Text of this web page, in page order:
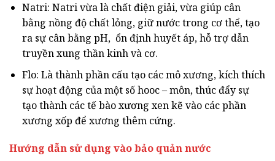
Natri: Natri vừa là chất điện giải, vừa giúp cân
bằng nồng độ chất lỏng, giữ nước trong cơ thể, tạo
ra sự cân bằng pH, ổn định huyết áp, hỗ trợ dẫn
truyền xung thần kinh và cơ.
Flo: Là thành phần cấu tạo các mô xương, kích thích
sự hoạt động của một số hooc – môn, thúc đẩy sự
tạo thành các tế bào xương xen kẽ vào các phần
xương xốp để xương thêm cứng.
Hướng dẫn sử dụng vào bảo quản nước